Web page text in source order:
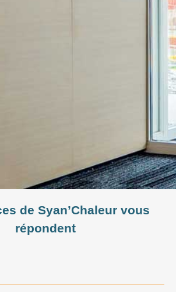
de Syan’Chaleur vous
répondent